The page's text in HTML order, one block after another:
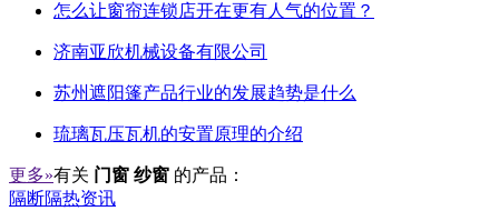
怎么让窗帘连锁店开在更有人气的位置？
济南亚欣机械设备有限公司
苏州遮阳篷产品行业的发展趋势是什么
琉璃瓦压瓦机的安置原理的介绍
更多»有关 门窗 纱窗 的产品：
隔断隔热资讯